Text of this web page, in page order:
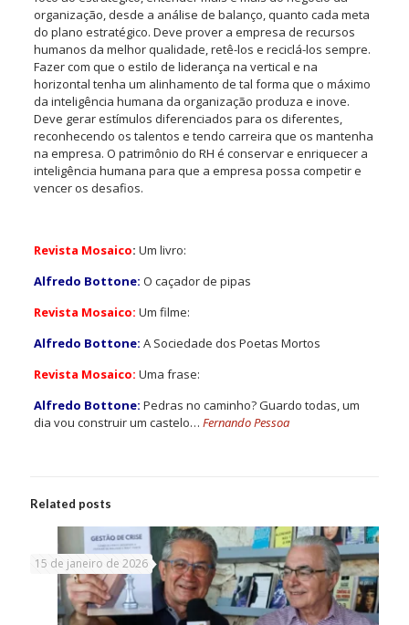
organização, desde a análise de balanço, quanto cada meta
do plano estratégico. Deve prover a empresa de recursos
humanos da melhor qualidade, retê-los e reciclá-los sempre.
Fazer com que o estilo de liderança na vertical e na
horizontal tenha um alinhamento de tal forma que o máximo
da inteligência humana da organização produza e inove.
Deve gerar estímulos diferenciados para os diferentes,
reconhecendo os talentos e tendo carreira que os mantenha
na empresa. O patrimônio do RH é conservar e enriquecer a
inteligência humana para que a empresa possa competir e
vencer os desafios.
Revista Mosaico: Um livro:
Alfredo Bottone: O caçador de pipas
Revista Mosaico: Um filme:
Alfredo Bottone: A Sociedade dos Poetas Mortos
Revista Mosaico: Uma frase:
Alfredo Bottone: Pedras no caminho? Guardo todas, um
dia vou construir um castelo… Fernando Pessoa
Related posts
15 de janeiro de 2026